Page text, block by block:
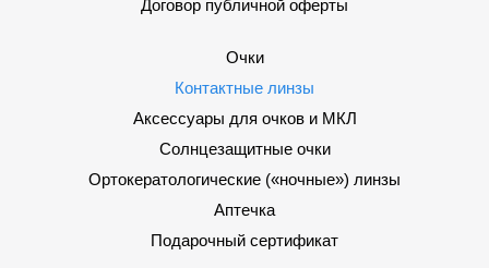
Договор публичной оферты
Очки
Контактные линзы
Аксессуары для очков и МКЛ
Солнцезащитные очки
Ортокератологические («ночные») линзы
Аптечка
Подарочный сертификат